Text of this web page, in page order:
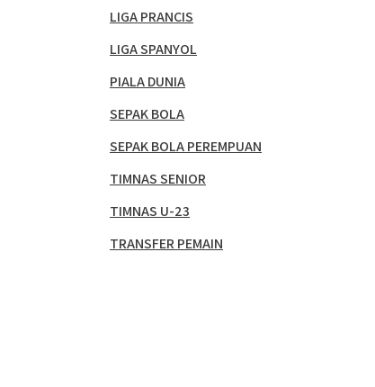
LIGA PRANCIS
LIGA SPANYOL
PIALA DUNIA
SEPAK BOLA
SEPAK BOLA PEREMPUAN
TIMNAS SENIOR
TIMNAS U-23
TRANSFER PEMAIN